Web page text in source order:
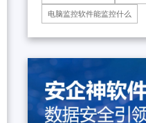
电脑监控软件能监控什么